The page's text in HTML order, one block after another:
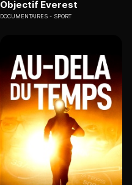
Objectif Everest
DOCUMENTAIRES SPORT